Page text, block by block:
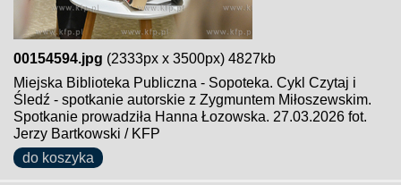
00154594.jpg (2333px x 3500px) 4827kb
Miejska Biblioteka Publiczna - Sopoteka. Cykl Czytaj i
Śledź - spotkanie autorskie z Zygmuntem Miłoszewskim.
Spotkanie prowadziła Hanna Łozowska. 27.03.2026 fot.
Jerzy Bartkowski / KFP
do koszyka